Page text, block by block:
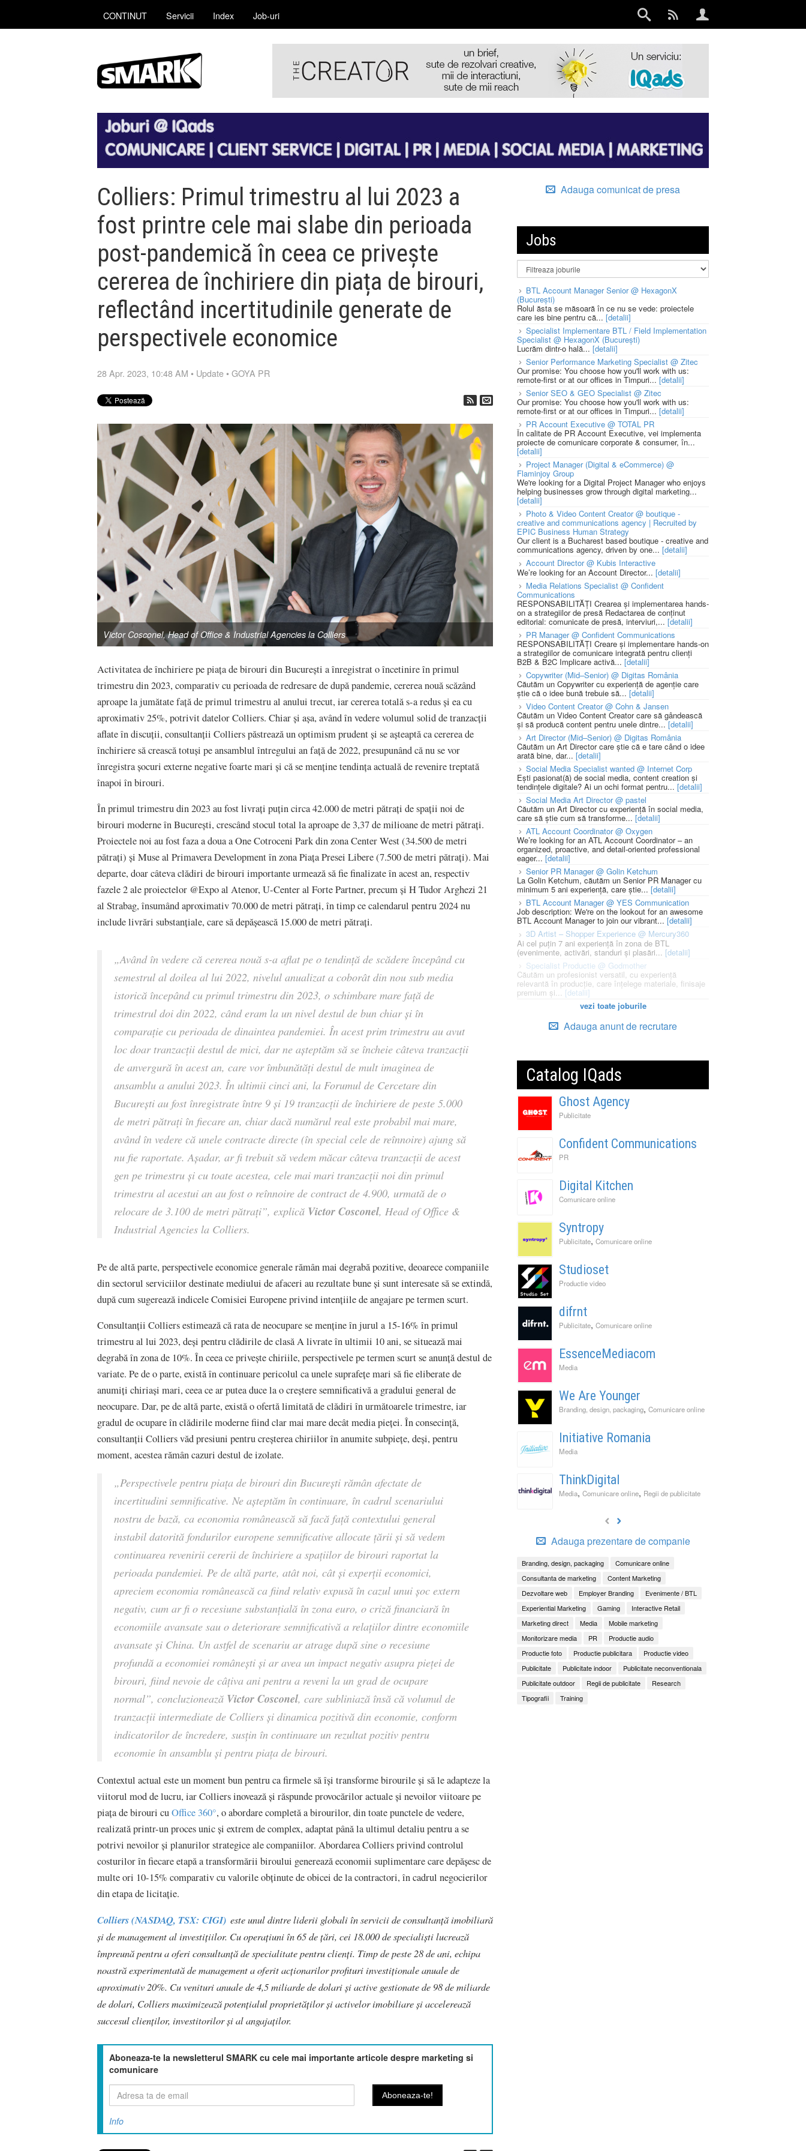
CONTINUT Servicii Index Job-uri
Colliers: Primul trimestru al lui 2023 a
fost printre cele mai slabe din perioada
post-pandemică în ceea ce privește
cererea de închiriere din piața de birouri,
reflectând incertitudinile generate de
perspectivele economice
28 Apr. 2023, 10:48 AM • Update •GOYA PR
Victor Cosconel, Head of Office & Industrial Agencies la Colliers
Activitatea de închiriere pe piața de birouri din București a înregistrat o încetinire în primul
trimestru din 2023, comparativ cu perioada de redresare de după pandemie, cererea nouă scăzând
aproape la jumătate față de primul trimestru al anului trecut, iar cererea totală s-a redus și ea cu
aproximativ 25%, potrivit datelor Colliers. Chiar și așa, având în vedere volumul solid de tranzacții
aflate în discuții, consultanții Colliers păstrează un optimism prudent și se așteaptă ca cererea de
închiriere să crească totuși pe ansamblul întregului an față de 2022, presupunând că nu se vor
înregistra șocuri externe negative foarte mari și că se menține tendința actuală de revenire treptată
înapoi în birouri.
În primul trimestru din 2023 au fost livrați puțin circa 42.000 de metri pătrați de spații noi de
birouri moderne în București, crescând stocul total la aproape de 3,37 de milioane de metri pătrați.
Proiectele noi au fost faza a doua a One Cotroceni Park din zona Center West (34.500 de metri
pătrați) și Muse al Primavera Development în zona Piața Presei Libere (7.500 de metri pătrați). Mai
departe, doar câteva clădiri de birouri importante urmează să fie finalizate în acest an, respectiv
fazele 2 ale proiectelor @Expo al Atenor, U-Center al Forte Partner, precum și H Tudor Arghezi 21
al Strabag, însumând aproximativ 70.000 de metri pătrați, în timp ce calendarul pentru 2024 nu
include livrări substanțiale, care să depășească 15.000 de metri pătrați.
„Având în vedere că cererea nouă s-a aflat pe o tendință de scădere începând cu
semestrul al doilea al lui 2022, nivelul anualizat a coborât din nou sub media
istorică începând cu primul trimestru din 2023, o schimbare mare față de
trimestrul doi din 2022, când eram la un nivel destul de bun chiar și în
comparație cu perioada de dinaintea pandemiei. În acest prim trimestru au avut
loc doar tranzacții destul de mici, dar ne așteptăm să se încheie câteva tranzacții
de anvergură în acest an, care vor îmbunătăți destul de mult imaginea de
ansamblu a anului 2023. În ultimii cinci ani, la Forumul de Cercetare din
București au fost înregistrate între 9 și 19 tranzacții de închiriere de peste 5.000
de metri pătrați în fiecare an, chiar dacă numărul real este probabil mai mare,
având în vedere că unele contracte directe (în special cele de reînnoire) ajung să
nu fie raportate. Așadar, ar fi trebuit să vedem măcar câteva tranzacții de acest
gen pe trimestru și cu toate acestea, cele mai mari tranzacții noi din primul
trimestru al acestui an au fost o reînnoire de contract de 4.900, urmată de o
relocare de 3.100 de metri pătrați”, explică Victor Cosconel, Head of Office &
Industrial Agencies la Colliers.
Pe de altă parte, perspectivele economice generale rămân mai degrabă pozitive, deoarece companiile
din sectorul serviciilor destinate mediului de afaceri au rezultate bune și sunt interesate să se extindă,
după cum sugerează indicele Comisiei Europene privind intențiile de angajare pe termen scurt.
Consultanții Colliers estimează că rata de neocupare se menține în jurul a 15-16% în primul
trimestru al lui 2023, deși pentru clădirile de clasă A livrate în ultimii 10 ani, se situează mai
degrabă în zona de 10%. În ceea ce privește chiriile, perspectivele pe termen scurt se anunță destul de
variate. Pe de o parte, există în continuare pericolul ca unele suprafețe mari să fie eliberate de
anumiți chiriași mari, ceea ce ar putea duce la o creștere semnificativă a gradului general de
neocupare. Dar, pe de altă parte, există o ofertă limitată de clădiri în următoarele trimestre, iar
gradul de ocupare în clădirile moderne fiind clar mai mare decât media pieței. În consecință,
consultanții Colliers văd presiuni pentru creșterea chiriilor în anumite subpiețe, deși, pentru
moment, acestea rămân cazuri destul de izolate.
„Perspectivele pentru piața de birouri din București rămân afectate de
incertitudini semnificative. Ne așteptăm în continuare, în cadrul scenariului
nostru de bază, ca economia românească să facă față contextului general
instabil datorită fondurilor europene semnificative allocate țării și să vedem
continuarea revenirii cererii de închiriere a spațiilor de birouri raportat la
perioada pandemiei. Pe de altă parte, atât noi, cât și experții economici,
apreciem economia românească ca fiind relativ expusă în cazul unui șoc extern
negativ, cum ar fi o recesiune substanțială în zona euro, o criză financiară în
economiile avansate sau o deteriorare semnificativă a relațiilor dintre economiile
avansate și China. Un astfel de scenariu ar atrage după sine o recesiune
profundă a economiei românești și ar avea un impact negativ asupra pieței de
birouri, fiind nevoie de câțiva ani pentru a reveni la un grad de ocupare
normal”, concluzionează Victor Cosconel, care subliniază însă că volumul de
tranzacții intermediate de Colliers și dinamica pozitivă din economie, conform
indicatorilor de încredere, susțin în continuare un rezultat pozitiv pentru
economie în ansamblu și pentru piața de birouri.
Contextul actual este un moment bun pentru ca firmele să își transforme birourile și să le adapteze la
viitorul mod de lucru, iar Colliers inovează și răspunde provocărilor actuale și nevoilor viitoare pe
piața de birouri cuOffice 360°, o abordare completă a birourilor, din toate punctele de vedere,
realizată printr-un proces unic și extrem de complex, adaptat până la ultimul detaliu pentru a se
potrivi nevoilor și planurilor strategice ale companiilor. Abordarea Colliers privind controlul
costurilor în fiecare etapă a transformării biroului generează economii suplimentare care depășesc de
multe ori 10-15% comparativ cu valorile obținute de obicei de la contractori, în cadrul negocierilor
din etapa de licitație.
Colliers (NASDAQ, TSX: CIGI) este unul dintre liderii globali în servicii de consultanță imobiliară
și de management al investițiilor. Cu operațiuni în 65 de țări, cei 18.000 de specialiști lucrează
împreună pentru a oferi consultanță de specialitate pentru clienți. Timp de peste 28 de ani, echipa
noastră experimentată de management a oferit acționarilor profituri investiționale anuale de
aproximativ 20%. Cu venituri anuale de 4,5 miliarde de dolari și active gestionate de 98 de miliarde
de dolari, Colliers maximizează potențialul proprietăților și activelor imobiliare și accelerează
succesul clienților, investitorilor și al angajaților.
Aboneaza-te la newsletterul SMARK cu cele mai importante articole despre marketing si
comunicare
Info
Adauga comunicat de presa
Jobs
BTL Account Manager Senior @ HexagonX
(București)
Rolul ăsta se măsoară în ce nu se vede: proiectele
care ies bine pentru că... [detalii]
Specialist Implementare BTL / Field Implementation
Specialist @ HexagonX (București)
Lucrăm dintr-o hală... [detalii]
Senior Performance Marketing Specialist @ Zitec
Our promise: You choose how you'll work with us:
remote-first or at our offices in Timpuri... [detalii]
Senior SEO & GEO Specialist @ Zitec
Our promise: You choose how you'll work with us:
remote-first or at our offices in Timpuri... [detalii]
PR Account Executive @ TOTAL PR
În calitate de PR Account Executive, vei implementa
proiecte de comunicare corporate & consumer, în...
[detalii]
Project Manager (Digital & eCommerce) @
Flaminjoy Group
We're looking for a Digital Project Manager who enjoys
helping businesses grow through digital marketing...
[detalii]
Photo & Video Content Creator @ boutique -
creative and communications agency | Recruited by
EPIC Business Human Strategy
Our client is a Bucharest based boutique - creative and
communications agency, driven by one... [detalii]
Account Director @ Kubis Interactive
We’re looking for an Account Director... [detalii]
Media Relations Specialist @ Confident
Communications
RESPONSABILITĂȚI Crearea și implementarea hands-
on a strategiilor de presă Redactarea de conținut
editorial: comunicate de presă, interviuri,... [detalii]
PR Manager @ Confident Communications
RESPONSABILITĂȚI Creare și implementare hands-on
a strategiilor de comunicare integrată pentru clienți
B2B & B2C Implicare activă... [detalii]
Copywriter (Mid–Senior) @ Digitas România
Căutăm un Copywriter cu experiență de agenție care
știe că o idee bună trebuie să... [detalii]
Video Content Creator @ Cohn & Jansen
Căutăm un Video Content Creator care să gândească
și să producă content pentru unele dintre...[detalii]
Art Director (Mid–Senior) @ Digitas România
Căutăm un Art Director care știe că e tare când o idee
arată bine, dar... [detalii]
Social Media Specialist wanted @ Internet Corp
Ești pasionat(ă) de social media, content creation și
tendințele digitale? Ai un ochi format pentru... [detalii]
Social Media Art Director @ pastel
Căutăm un Art Director cu experiență în social media,
care să știe cum să transforme... [detalii]
ATL Account Coordinator @ Oxygen
We’re looking for an ATL Account Coordinator – an
organized, proactive, and detail-oriented professional
eager... [detalii]
Senior PR Manager @ Golin Ketchum
La Golin Ketchum, căutăm un Senior PR Manager cu
minimum 5 ani experiență, care știe... [detalii]
BTL Account Manager @ YES Communication
Job description: We're on the lookout for an awesome
BTL Account Manager to join our vibrant... [detalii]
3D Artist – Shopper Experience @ Mercury360
Ai cel puțin 7 ani experiență în zona de BTL
(evenimente, activări, standuri și plasări... [detalii]
Specialist Productie @ Godmother
Căutăm un profesionist versatil, cu experiență
relevantă în producție, care înțelege materiale, finisaje
premium și... [detalii]
vezi toate joburile
Adauga anunt de recrutare
Catalog IQads
Ghost Agency
Publicitate
Confident Communications
PR
Digital Kitchen
Comunicare online
Syntropy
Publicitate, Comunicare online
Studioset
Productie video
difrnt
Publicitate, Comunicare online
EssenceMediacom
Media
We Are Younger
Branding, design, packaging, Comunicare online
Initiative Romania
Media
ThinkDigital
Media, Comunicare online, Regii de publicitate
Adauga prezentare de companie
Branding, design, packaging
Comunicare online
Consultanta de marketing
Content Marketing
Dezvoltare web
Employer Branding
Evenimente / BTL
Experiential Marketing
Gaming
Interactive Retail
Marketing direct
Media
Mobile marketing
Monitorizare media
PR
Productie audio
Productie foto
Productie publicitara
Productie video
Publicitate
Publicitate indoor
Publicitate neconventionala
Publicitate outdoor
Regii de publicitate
Research
Tipografii
Training